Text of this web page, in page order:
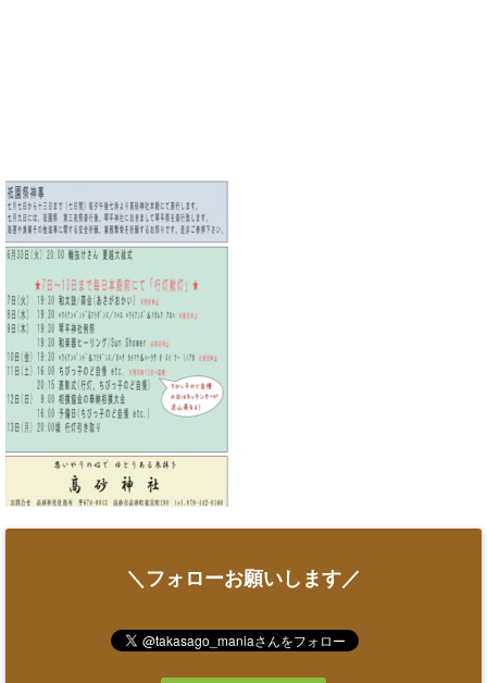
＼フォローお願いします／